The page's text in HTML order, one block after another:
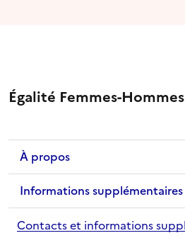
Égalité Femmes-Hommes
À propos
Informations supplémentaires
Contacts et informations